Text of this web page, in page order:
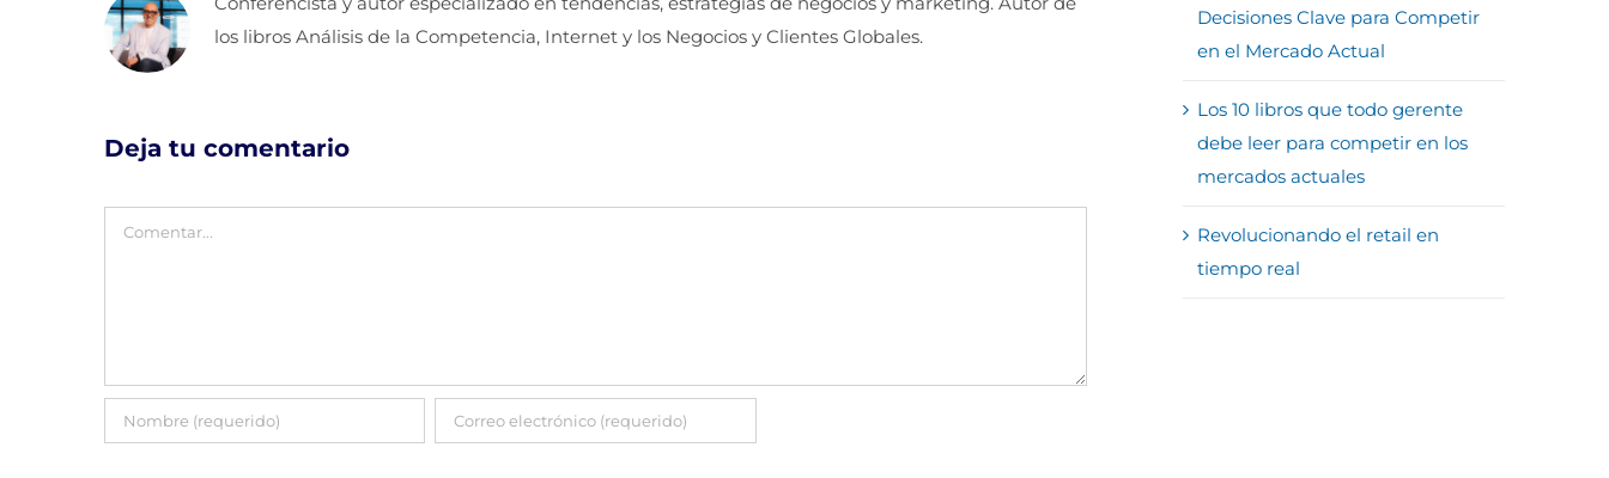
los libros Análisis de la Competencia, Internet y los Negocios y Clientes Globales.
Deja tu comentario
Comentar
Decisiones Clave para Competir
en el Mercado Actual
Los 10 libros que todo gerente
debe leer para competir en los
mercados actuales
Revolucionando el retail en
tiempo real